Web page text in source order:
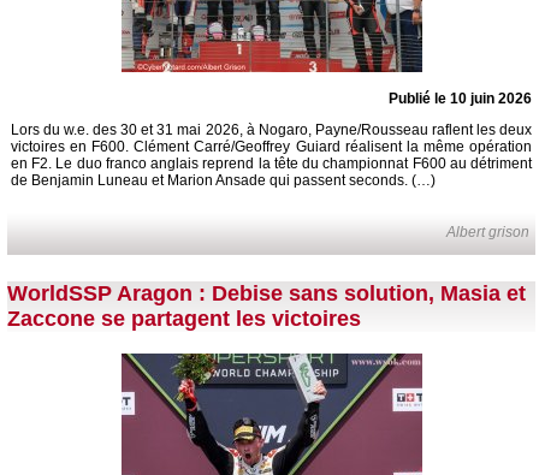
Publié le 10 juin 2026
Lors du w.e. des 30 et 31 mai 2026, à Nogaro, Payne/Rousseau raflent les deux
victoires en F600. Clément Carré/Geoffrey Guiard réalisent la même opération
en F2. Le duo franco anglais reprend la tête du championnat F600 au détriment
de Benjamin Luneau et Marion Ansade qui passent seconds. (…)
Albert grison
WorldSSP Aragon : Debise sans solution, Masia et
Zaccone se partagent les victoires